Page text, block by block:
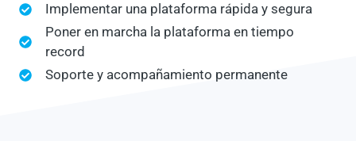
Implementar una plataforma rápida y segura
Poner en marcha la plataforma en tiempo
record
Soporte y acompañamiento permanente